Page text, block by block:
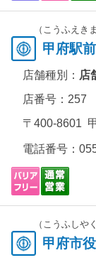
（こうふえき
甲府駅
店舗種別： 店
店番号：257
〒400-8601
電話番号：
（こうふしや
甲府市